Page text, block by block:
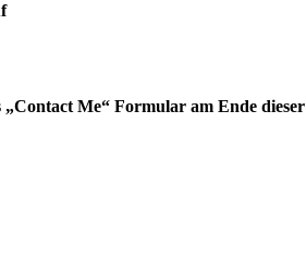
Me“ Formular am Ende dieser